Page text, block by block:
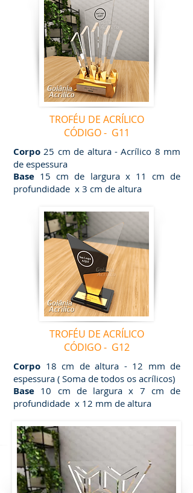
TROFÉU DE ACRÍLICO
CÓDIGO - G11
Corpo 25 cm de altura - Acrílico 8 mm
de espessura
Base 15 cm de largura x 11 cm de
profundidade x 3 cm de altura
TROFÉU DE ACRÍLICO
CÓDIGO - G12
Corpo 18 cm de altura - 12 mm de
espessura ( Soma de todos os acrílicos)
Base 10 cm de largura x 7 cm de
profundidade x 12 mm de altura